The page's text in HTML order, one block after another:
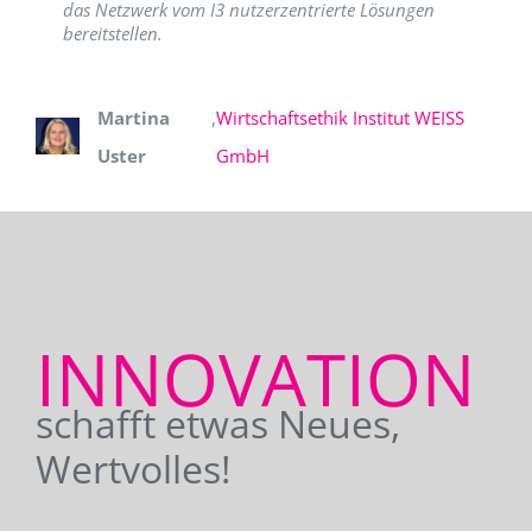
das Netzwerk vom I3 nutzerzentrierte Lösungen
bereitstellen.
Martina
Uster
,Wirtschaftsethik Institut WEISS
GmbH
INNOVATION
schafft etwas Neues,
Wertvolles!